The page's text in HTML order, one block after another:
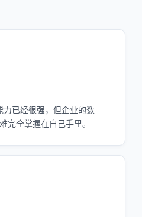
力已经很强，但企业的数
完全掌握在自己手里。